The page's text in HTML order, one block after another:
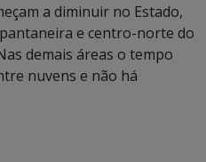
a diminuir no Estado,
e centro-norte do
demais áreas o tempo
nuvens e não há